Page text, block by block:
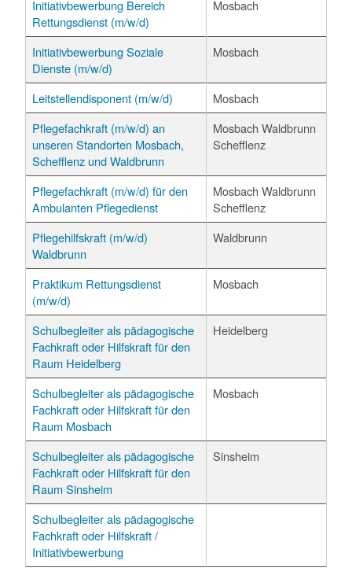
Initiativbewerbung Bereich
Rettungsdienst (m/w/d)
Mosbach
Initiativbewerbung Soziale
Dienste (m/w/d)
Mosbach
Leitstellendisponent (m/w/d)
Mosbach
Pflegefachkraft (m/w/d) an
unseren Standorten Mosbach,
Schefflenz und Waldbrunn
Mosbach Waldbrunn
Schefflenz
Pflegefachkraft (m/w/d) für den
Ambulanten Pflegedienst
Mosbach Waldbrunn
Schefflenz
Pflegehilfskraft (m/w/d)
Waldbrunn
Waldbrunn
Praktikum Rettungsdienst
(m/w/d)
Mosbach
Schulbegleiter als pädagogische
Fachkraft oder Hilfskraft für den
Raum Heidelberg
Heidelberg
Schulbegleiter als pädagogische
Fachkraft oder Hilfskraft für den
Raum Mosbach
Mosbach
Schulbegleiter als pädagogische
Fachkraft oder Hilfskraft für den
Raum Sinsheim
Sinsheim
Schulbegleiter als pädagogische
Fachkraft oder Hilfskraft /
Initiativbewerbung